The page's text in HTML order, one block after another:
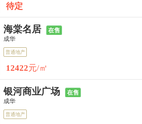
待定
海棠名居
在售
成华
普通地产
12422元/㎡
银河商业广场
在售
成华
普通地产